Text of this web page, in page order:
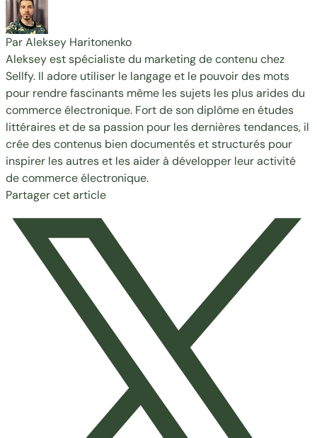
Par Aleksey Haritonenko
Aleksey est spécialiste du marketing de contenu chez
Sellfy. Il adore utiliser le langage et le pouvoir des mots
pour rendre fascinants même les sujets les plus arides du
commerce électronique. Fort de son diplôme en études
littéraires et de sa passion pour les dernières tendances, il
crée des contenus bien documentés et structurés pour
inspirer les autres et les aider à développer leur activité
de commerce électronique.
Partager cet article